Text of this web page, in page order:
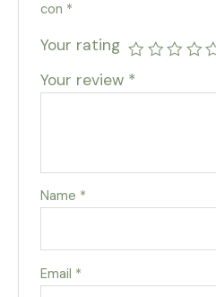
con *
Your rating
Your review *
Name *
Email *